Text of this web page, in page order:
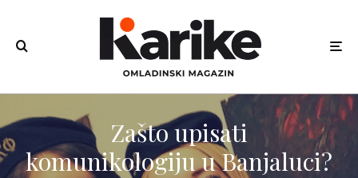
Zašto upisati
komunikologiju u Banjaluci?